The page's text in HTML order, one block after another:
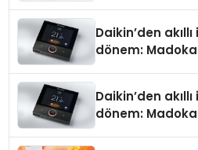
Daikin’den
dönem:
Daikin’den
dönem: